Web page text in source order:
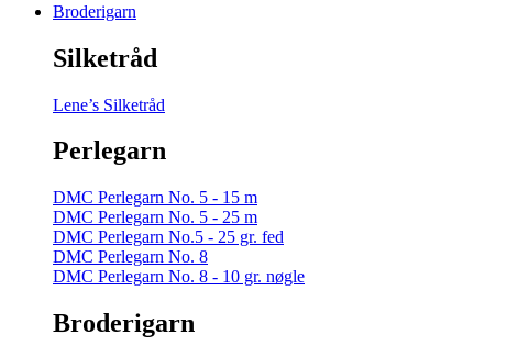
Broderigarn
Silketråd
Lene’s Silketråd
Perlegarn
DMC Perlegarn No. 5 - 15 m
DMC Perlegarn No. 5 - 25 m
DMC Perlegarn No.5 - 25 gr. fed
DMC Perlegarn No. 8
DMC Perlegarn No. 8 - 10 gr. nøgle
Broderigarn